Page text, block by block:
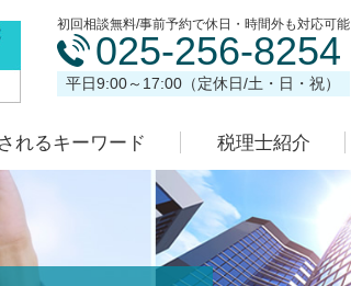
初回相談無料/事前予約で休日・時間外も対応可能
025-256-8254
平日9:00～17:00（定休日/土・日・祝）
れるキーワード 税理士紹介